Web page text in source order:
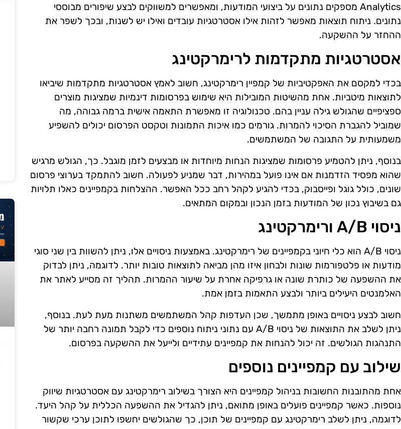
Analytics מספקים נתונים על ביצועי המודעות, ומאפשרים למשווקים לבצע שיפורים מבוססי
נתונים. ניתוח תוצאות מאפשר לזהות אילו אסטרטגיות עובדים ואילו יש לשנות, ובכך לשפר את
ההחזר על ההשקעה.
אסטרטגיות מתקדמות לרימרקטינג
בכדי למקסם את האפקטיביות של קמפיין רימרקטינג, חשוב לאמץ אסטרטגיות מתקדמות שיביאו
לתוצאות מיטביות. אחת מהשיטות המובילות היא שימוש בפרסומות דינמיות שמציגות מוצרים
ספציפיים שהגולש גילה עניין בהם. טכנולוגיה זו מאפשרת התאמה אישית ברמה גבוהה, מה
שמוביל להגברת הסיכוי להמרות. גורמים כמו איכות התמונות וטקסט הפרסום יכולים להשפיע
משמעותית על התגובה של המשתמשים.
בנוסף, ניתן להטמיע פרסומות שמציגות הנחות מיוחדות או מבצעים לזמן מוגבל. כך, הגולש מרגיש
שהוא מפסיד הזדמנות אם אינו פועל במהירות, דבר שמניע לפעולה. חשוב להתמקד בערוצי פרסום
שונים, כולל גוגל ופייסבוק, בכדי להגיע לקהל רחב ככל האפשר. ההצלחות בקמפיינים כאלו תלויות
גם בשיבוץ נכון של המודעות בזמן הנכון ובמקום המתאים.
ניסוי A/B ורימרקטינג
ניסוי A/B הוא כלי חיוני בקמפיינים של רימרקטינג. באמצעות ניסויים אלו, ניתן להשוות בין שני סוגי
מודעות או פלטפורמות שונות ולבחון איזו מהן מביאה לתוצאות טובות יותר. לדוגמה, ניתן לבדוק
את ההשפעה של כותרת שונה או גרפיקה אחרת על שיעור ההמרות. תהליך זה מסייע לאתר את
האלמנטים היעילים ביותר ולבצע התאמות בזמן אמת.
חשוב לבצע ניסויים באופן מתמשך, שכן העדפות קהל המשתמשים משתנות מעת לעת. בנוסף,
ניתן לשלב את התוצאות של ניסוי A/B עם נתוני ניתוח נוספים כדי לקבל תמונה רחבה יותר של
התנהגות הגולשים. זה יכול להנחות את קמפיינים עתידיים ולייעל את ההשקעה בפרסום.
שילוב עם קמפיינים נוספים
אחת מהתובנות החשובות בניהול קמפיינים היא הצורך בשילוב רימרקטינג עם אסטרטגיות שיווק
נוספות. כאשר קמפיינים פועלים באופן מתואם, ניתן להגדיל את ההשפעה הכללית על קהל היעד.
לדוגמה, ניתן לשלב רימרקטינג עם קמפיינים של תוכן, כך שהגולשים יחשפו לתוכן ערכי שקשור